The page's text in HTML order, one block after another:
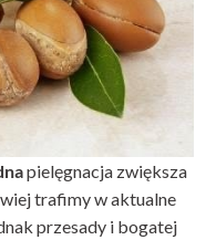
pielęgnacja zwiększa
trafimy w aktualne
przesady i bogatej